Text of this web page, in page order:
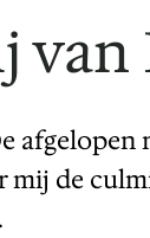
van
mij de